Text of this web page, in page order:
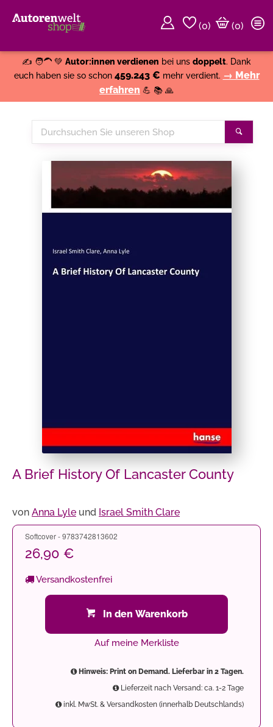
(0)
(0)
✍️ 🧑‍🦱 💚 Autor:innen verdienen bei uns doppelt. Dank
euch haben sie so schon 459.243 € mehr verdient. → Mehr
erfahren 💪 📚 🙏
Durchsuchen
Sie
A Brief History Of Lancaster County
von Anna Lyle und Israel Smith Clare
Softcover - 9783742813602
26,90 €
Versandkostenfrei
In den Warenkorb
Auf meine Merkliste
Hinweis: Print on Demand. Lieferbar in 2 Tagen.
Lieferzeit nach Versand: ca. 1-2 Tage
inkl. MwSt. & Versandkosten (innerhalb Deutschlands)